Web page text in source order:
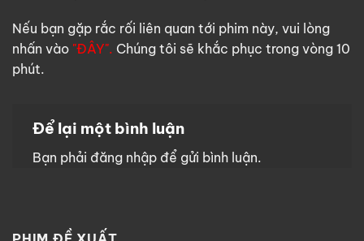
Nếu bạn gặp rắc rối liên quan tới phim này, vui lòng
nhấn vào "ĐÂY". Chúng tôi sẽ khắc phục trong vòng 10
phút.
Để lại một bình luận
Bạn phải đăng nhập để gửi bình luận.